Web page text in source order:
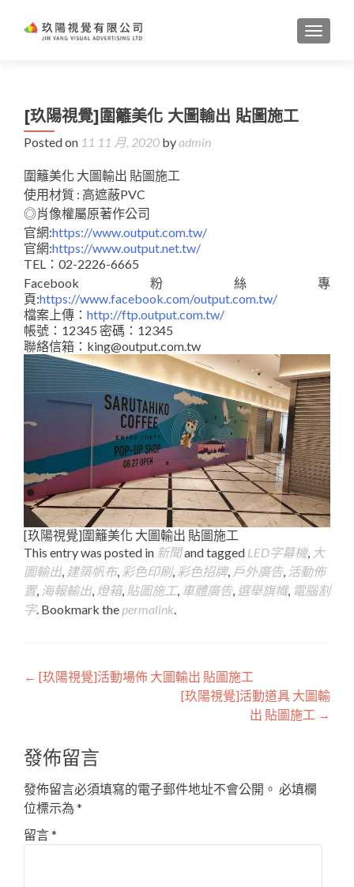
[玖陽視覺]圍籬美化 大圖輸出 貼圖施工
Posted on 11 11 月, 2020 byadmin
圍籬美化 大圖輸出 貼圖施工
使用材質 : 高遮蔽PVC
◎肖像權屬原著作公司
官網:https://www.output.com.tw/
官網:https://www.output.net.tw/
TEL：02-2226-6665
Facebook粉絲專
頁:https://www.facebook.com/output.com.tw/
檔案上傳： http://ftp.output.com.tw/
帳號：12345 密碼：12345
聯絡信箱：king@output.com.tw
[玖陽視覺]圍籬美化 大圖輸出 貼圖施工
This entry was posted in 新聞and tagged LED字幕機, 大
圖輸出, 建築帆布, 彩色印刷, 彩色招牌, 戶外廣告, 活動佈
置, 海報輸出, 燈箱, 貼圖施工, 車體廣告, 選舉旗幟, 電腦割
字. Bookmark the permalink
Post
← [玖陽視覺]活動場佈 大圖輸出 貼圖施工
[玖陽視覺]活動道具 大圖輸
出 貼圖施工 →
發佈留言
發佈留言必須填寫的電子郵件地址不會公開。 必填欄
位標示為 *
留言*